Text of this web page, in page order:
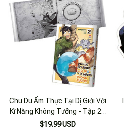
Chu Du Ẩm Thực Tại Dị Giới Với
Kĩ Năng Không Tưởng - Tập 2 -
Tặng Kèm Bìa Áo
$19.99 USD